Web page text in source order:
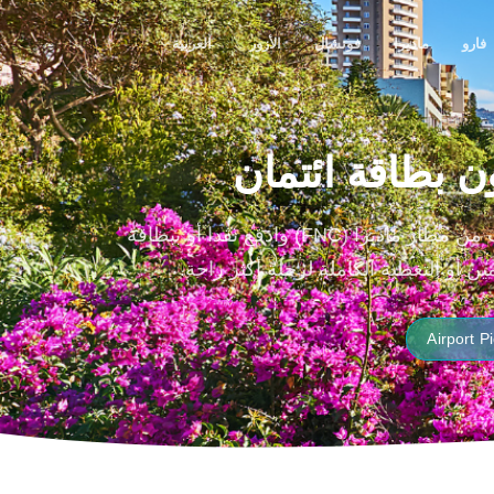
فارو ماديرا فونشال الأزور العربية
بطاقة ائتمان
تقدم RosCar.pt خدمة تأجير السيارات في سانتا كروز بدون وديعة وبدون بطاقة ائتمان. استأجر سيارة بالقرب من مطار ماديرا (FNC) وادفع نقدا أو ببطاقة
التغطية الكاملة لرحلة أكثر راحة.
Airport